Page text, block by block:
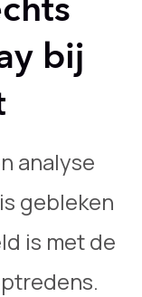
bij
analyse
gebleken
is met de